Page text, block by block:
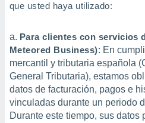
que usted haya utilizado:
Para clientes con servicios
Meteored Business): En
mercantil y tributaria española
General Tributaria), estamos
datos de facturación, pagos e
vinculadas durante un periodo
Durante este tiempo, sus datos